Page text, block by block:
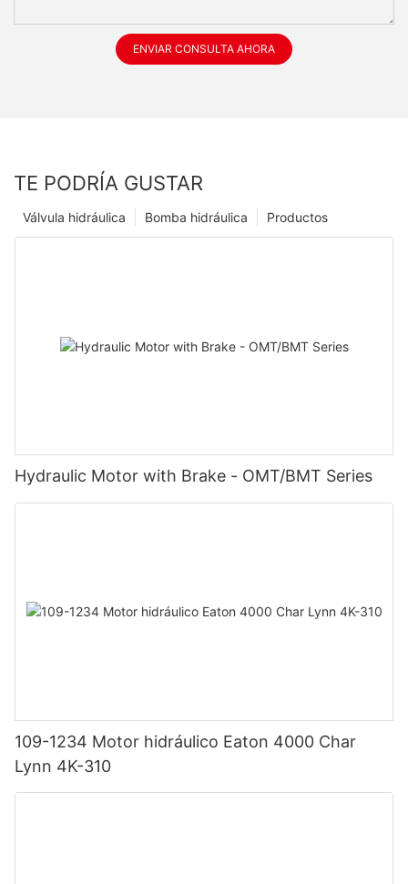
ENVIAR CONSULTA AHORA
TE PODRÍA GUSTAR
Productos
Bomba hidráulica
Válvula hidráulica
Hydraulic Motor with Brake - OMT/BMT Series
109-1234 Motor hidráulico Eaton 4000 Char
Lynn 4K-310